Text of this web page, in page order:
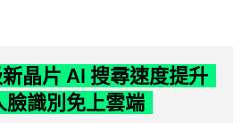
晶片 AI 搜尋速度提升
臉識別免上雲端